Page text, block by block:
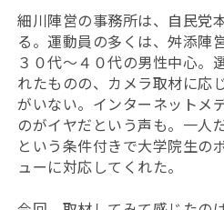
細川陣営の事務所は、自民党
る。運動員の多くは、舛添陣
３０代～４０代の男性中心。
れたものの、カメラ取材に応
がいない。インターネットメ
のがイヤだという声も。一人
という条件付きで大学院生の
ューに対応してくれた。